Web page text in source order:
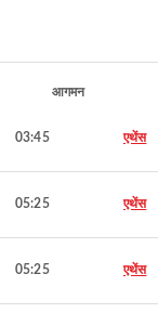
आगमन
03:45 एथेंस
05:25 एथेंस
05:25 एथेंस